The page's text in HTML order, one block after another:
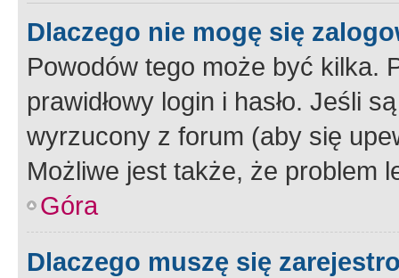
Dlaczego nie mogę się
Powodów tego może być kilka.
prawidłowy login i hasło. Jeśli
wyrzucony z forum (aby się
Możliwe jest także, że problem
Góra
Dlaczego muszę się